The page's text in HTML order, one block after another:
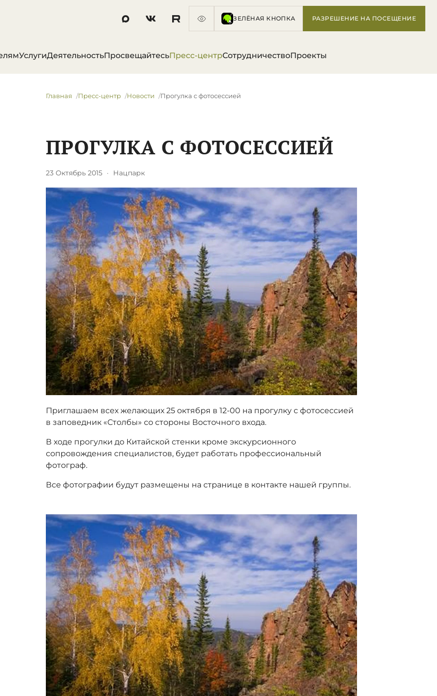
ЗЕЛЁНАЯ КНОПКА РАЗРЕШЕНИЕ НА ПОСЕЩЕНИЕ
УслугиДеятельностьПросвещайтесьПресс-центрСотрудничествоПроекты
Главная Пресс-центр Новости Прогулка с фотосессией
ПРОГУЛКА С ФОТОСЕССИЕЙ
23 Октябрь 2015 · Нацпарк
Приглашаем всех желающих 25 октября в 12-00 на прогулку с фотосессией
в заповедник «Столбы» со стороны Восточного входа.
В ходе прогулки до Китайской стенки кроме экскурсионного
сопровождения специалистов, будет работать профессиональный
фотограф.
Все фотографии будут размещены на странице в контакте нашей группы.